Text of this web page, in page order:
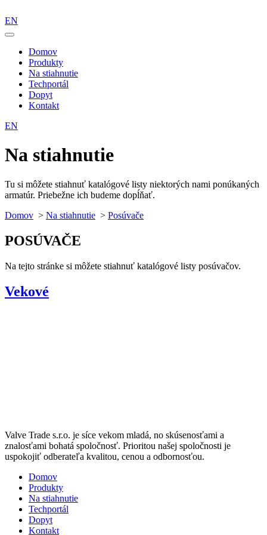
EN
Domov
Produkty
Na stiahnutie
Techportál
Dopyt
Kontakt
EN
Na stiahnutie
Tu si môžete stiahnuť katalógové listy niektorých nami ponúkaných
armatúr. Priebežne ich budeme dopĺňať.
Domov > Na stiahnutie > Posúvače
POSÚVAČE
Na tejto stránke si môžete stiahnuť katalógové listy posúvačov.
Vekové
Valve Trade s.r.o. je síce vekom mladá, no skúsenosťami a
znalosťami bohatá spoločnosť. Prioritou našej spoločnosti je
uspokojiť odberateľa kvalitou, cenou a odbornosťou.
Domov
Produkty
Na stiahnutie
Techportál
Dopyt
Kontakt